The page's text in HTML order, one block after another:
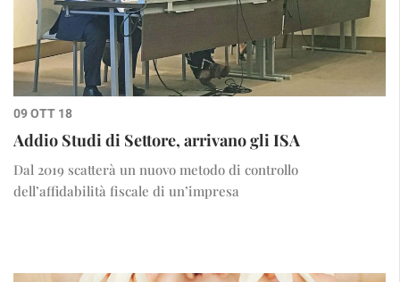
09 OTT 18
Addio Studi di Settore, arrivano gli ISA
Dal 2019 scatterà un nuovo metodo di controllo
dell’affidabilità fiscale di un’impresa